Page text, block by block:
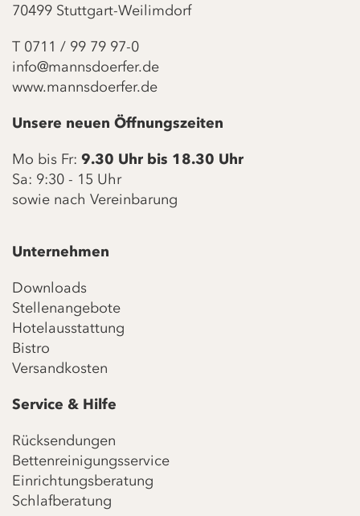
70499 Stuttgart-Weilimdorf
T 0711 / 99 79 97-0
info@mannsdoerfer.de
www.mannsdoerfer.de
Unsere neuen Öffnungszeiten
Mo bis Fr: 9.30 Uhr bis 18.30 Uhr
Sa: 9:30 - 15 Uhr
sowie nach Vereinbarung
Unternehmen
Downloads
Stellenangebote
Hotelausstattung
Bistro
Versandkosten
Service & Hilfe
Rücksendungen
Bettenreinigungsservice
Einrichtungsberatung
Schlafberatung